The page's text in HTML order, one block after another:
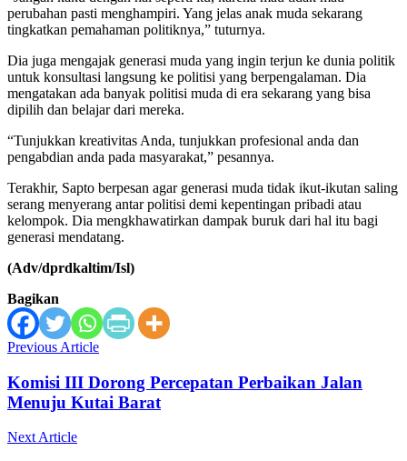
perubahan pasti menghampiri. Yang jelas anak muda sekarang
tingkatkan pemahaman politiknya,” tuturnya.
Dia juga mengajak generasi muda yang ingin terjun ke dunia politik
untuk konsultasi langsung ke politisi yang berpengalaman. Dia
mengatakan ada banyak politisi muda di era sekarang yang bisa
dipilih dan belajar dari mereka.
“Tunjukkan kreativitas Anda, tunjukkan profesional anda dan
pengabdian anda pada masyarakat,” pesannya.
Terakhir, Sapto berpesan agar generasi muda tidak ikut-ikutan saling
serang menyerang antar politisi demi kepentingan pribadi atau
kelompok. Dia mengkhawatirkan dampak buruk dari hal itu bagi
generasi mendatang.
(Adv/dprdkaltim/Isl)
Bagikan
Previous Article
Komisi III Dorong Percepatan Perbaikan Jalan
Menuju Kutai Barat
Next Article